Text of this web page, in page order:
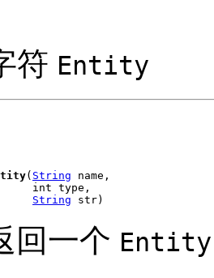
符 Entity
( String name,
int type,
String str)
回一个 Entity